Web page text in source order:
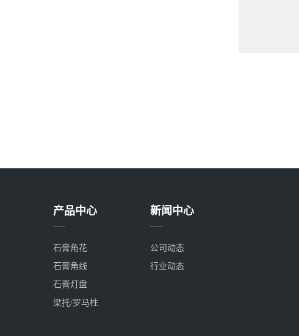
产品中心
石膏角花
石膏角线
石膏灯盘
梁托/罗马柱
新闻中心
公司动态
行业动态